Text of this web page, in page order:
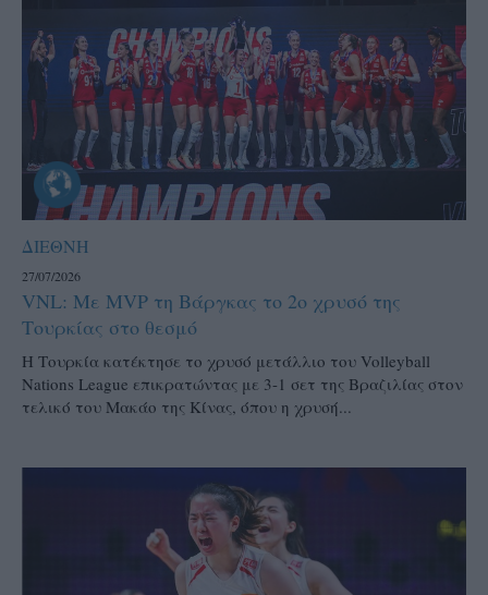
ΔΙΕΘΝΗ
27/07/2026
VNL: Με MVP τη Βάργκας το 2ο χρυσό της
Τουρκίας στο θεσμό
H Τουρκία κατέκτησε το χρυσό μετάλλιο του Volleyball
Nations League επικρατώντας με 3-1 σετ της Βραζιλίας στον
τελικό του Μακάο της Κίνας, όπου η χρυσή...